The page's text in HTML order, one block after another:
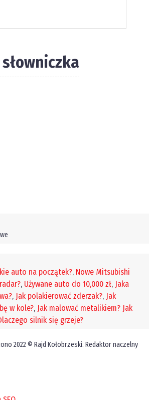
auto na początek?, Nowe Mitsubishi
, Używane auto do 10,000 zł, Jaka
, Jak polakierować zderzak?, Jak
w kole?, Jak malować metalikiem? Jak
silnik się grzeje?
2022 © Rajd Kołobrzeski. Redaktor naczelny